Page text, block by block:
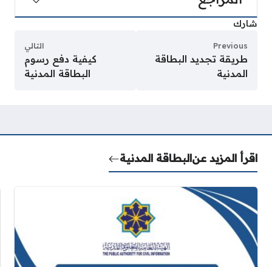
شارك
Previous
طريقة تجديد البطاقة
المدنية
التالي
كيفية دفع رسوم
البطاقة المدنية
اقرأ المزيد عنالبطاقة المدنية